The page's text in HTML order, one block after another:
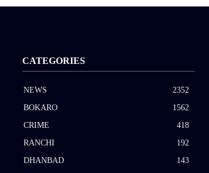
CATEGORIES
NEWS
2352
BOKARO
1562
CRIME
418
RANCHI
192
DHANBAD
143